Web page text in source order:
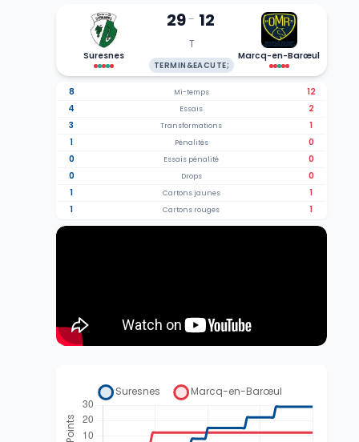
Suresnes
29- 12
T
TERMIN&EACUTE;
Marcq-en-Barœul
8 Mi-temps
12
4
Essais
2
3
Transformations
1
1
Pénalités
0
0
Essais pénalité
0
0
Drops
0
1
Cartons jaunes
1
1
Cartons rouges 1